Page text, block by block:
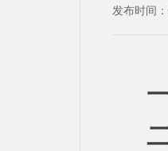
发布时间